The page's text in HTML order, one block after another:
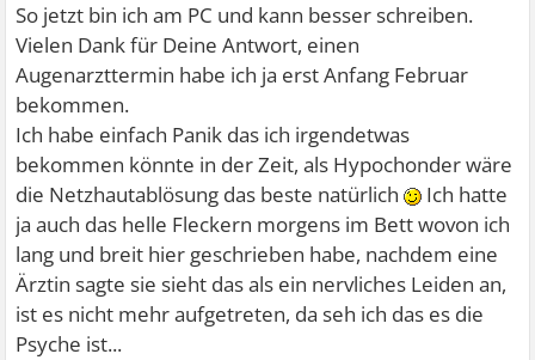
So jetzt bin ich am PC und kann besser schreiben.
Vielen Dank für Deine Antwort, einen
Augenarzttermin habe ich ja erst Anfang Februar
bekommen.
Ich habe einfach Panik das ich irgendetwas
bekommen könnte in der Zeit, als Hypochonder wäre
die Netzhautablösung das beste natürlich
Ich hatte
ja auch das helle Fleckern morgens im Bett wovon ich
lang und breit hier geschrieben habe, nachdem eine
Ärztin sagte sie sieht das als ein nervliches Leiden an,
ist es nicht mehr aufgetreten, da seh ich das es die
Psyche ist...